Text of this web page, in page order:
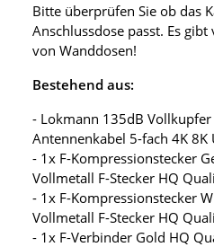
Bitte überprüfen Sie ob das
Anschlussdose passt. Es
von Wanddosen!
Bestehend aus:
- Lokmann 135dB Vollkupfer
Antennenkabel 5-fach 4K 8K
- 1x F-Kompressionstecker
Vollmetall F-Stecker HQ
- 1x F-Kompressionstecker
Vollmetall F-Stecker HQ
- 1x F-Verbinder Gold HQ